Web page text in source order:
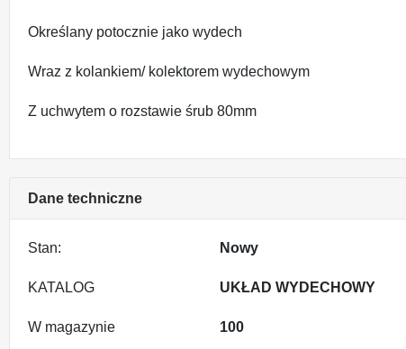
Określany potocznie jako wydech
Wraz z kolankiem/ kolektorem wydechowym
Z uchwytem o rozstawie śrub 80mm
Dane techniczne
Stan: Nowy
KATALOG UKŁAD WYDECHOWY
W magazynie 100